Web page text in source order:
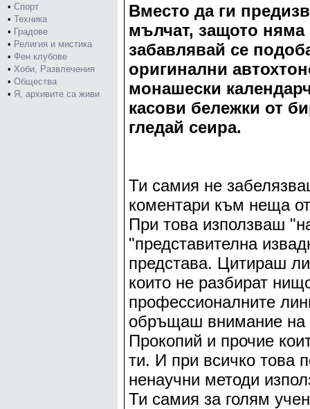
• Спорт
• Техника
• Градове
• Религия и мистика
• Фен клубове
• Хоби, Развлечения
• Общества
• Я, архивите са живи
Вместо да ги
мълчат, защото няма
забавлявай се
оригинални
монашески
касови бележки от
гледай сеира.
Ти самия не
коментари към неща
При това използваш
"представителна
представа. Цитираш
които не разбират
профессионалните
обръщаш внимание на
Прокопий и прочие
ти. И при всичко това
ненаучни методи
Ти самия за голям